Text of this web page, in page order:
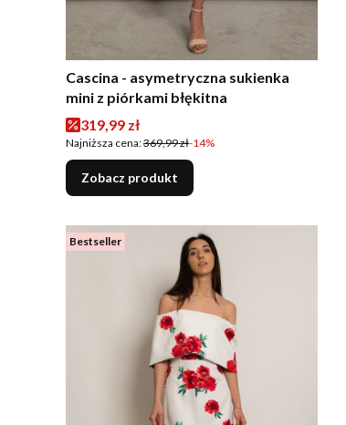
Cascina - asymetryczna sukienka
mini z piórkami błękitna
Cena promocyjna
319,99 zł
Najniższa cena:369,99 zł-14%
Zobacz produkt
Bestseller